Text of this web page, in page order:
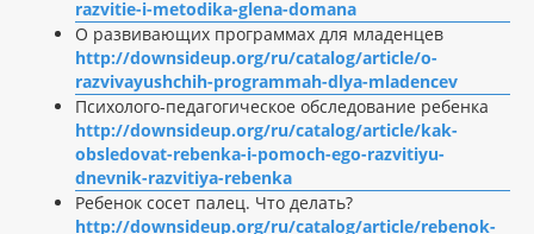
razvitie-i-metodika-glena-domana
О развивающих программах для младенцев
http://downsideup.org/ru/catalog/article/o-
razvivayushchih-programmah-dlya-mladencev
Психолого-педагогическое обследование ребенка
http://downsideup.org/ru/catalog/article/kak-
obsledovat-rebenka-i-pomoch-ego-razvitiyu-
dnevnik-razvitiya-rebenka
Ребенок сосет палец. Что делать?
http://downsideup.org/ru/catalog/article/rebenok-